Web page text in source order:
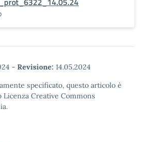
- Revisione: 14.05.2024
specificato, questo articolo è
Creative Commons